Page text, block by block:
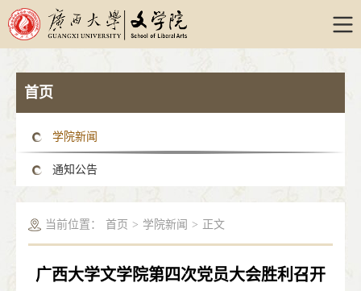
首页
学院新闻
通知公告
当前位置： 首页 > 学院新闻 > 正文
广西大学文学院第四次党员大会胜利召开